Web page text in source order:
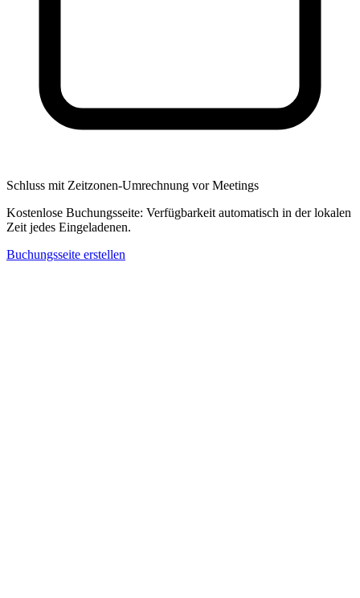
Schluss mit Zeitzonen-Umrechnung vor Meetings
Kostenlose Buchungsseite: Verfügbarkeit automatisch in der lokalen
Zeit jedes Eingeladenen.
Buchungsseite erstellen